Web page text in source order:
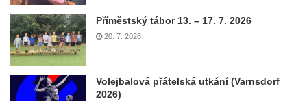
Příměstský tábor 13. – 17. 7. 2026
20. 7. 2026
Volejbalová přátelská utkání (Varnsdorf
2026)